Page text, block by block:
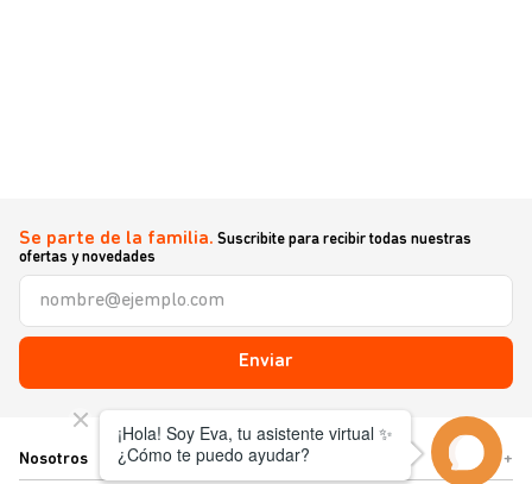
Se parte de la familia. Suscribite para recibir todas nuestras
ofertas y novedades
Enviar
Nosotros +